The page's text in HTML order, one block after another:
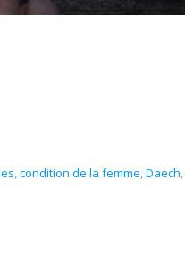
,condition de la femme,Daech,